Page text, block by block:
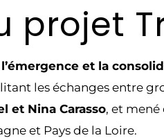
et la
les échanges entre
et Nina Carasso, et mené
et Pays de la Loire.